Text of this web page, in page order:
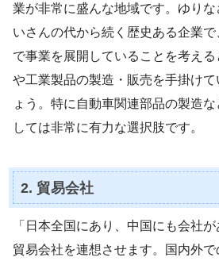
業が非常に盛んな地域です。ゆり
いさんの代から続く歴史ある企業
で事業を展開していることを考え
や工業製品の製造・販売を手掛け
ょう。特に自動車関連部品の製造
しては非常に有力な選択肢です。
2. 貿易会社
「日本全国にあり、中国にも会社
貿易会社を連想させます。国内外